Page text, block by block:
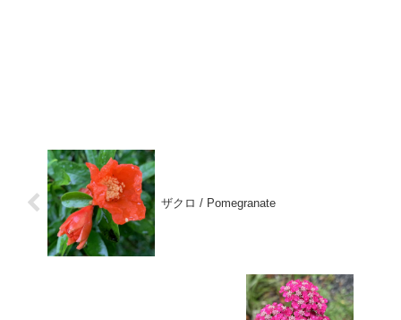
ザクロ / Pomegranate